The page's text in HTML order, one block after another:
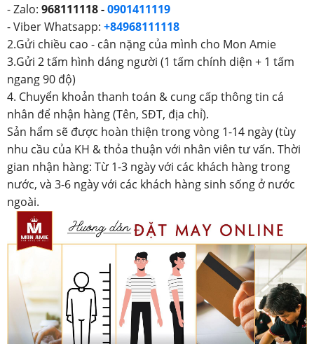
- Zalo: 968111118 -0901411119
- Viber Whatsapp: +84968111118
2.Gửi chiều cao - cân nặng của mình cho Mon Amie
3.Gửi 2 tấm hình dáng người (1 tấm chính diện + 1 tấm
ngang 90 độ)
4. Chuyển khoản thanh toán & cung cấp thông tin cá
nhân để nhận hàng (Tên, SĐT, địa chỉ).
Sản hẩm sẽ được hoàn thiện trong vòng 1-14 ngày (tùy
nhu cầu của KH & thỏa thuận với nhân viên tư vấn. Thời
gian nhận hàng: Từ 1-3 ngày với các khách hàng trong
nước, và 3-6 ngày với các khách hàng sinh sống ở nước
ngoài.